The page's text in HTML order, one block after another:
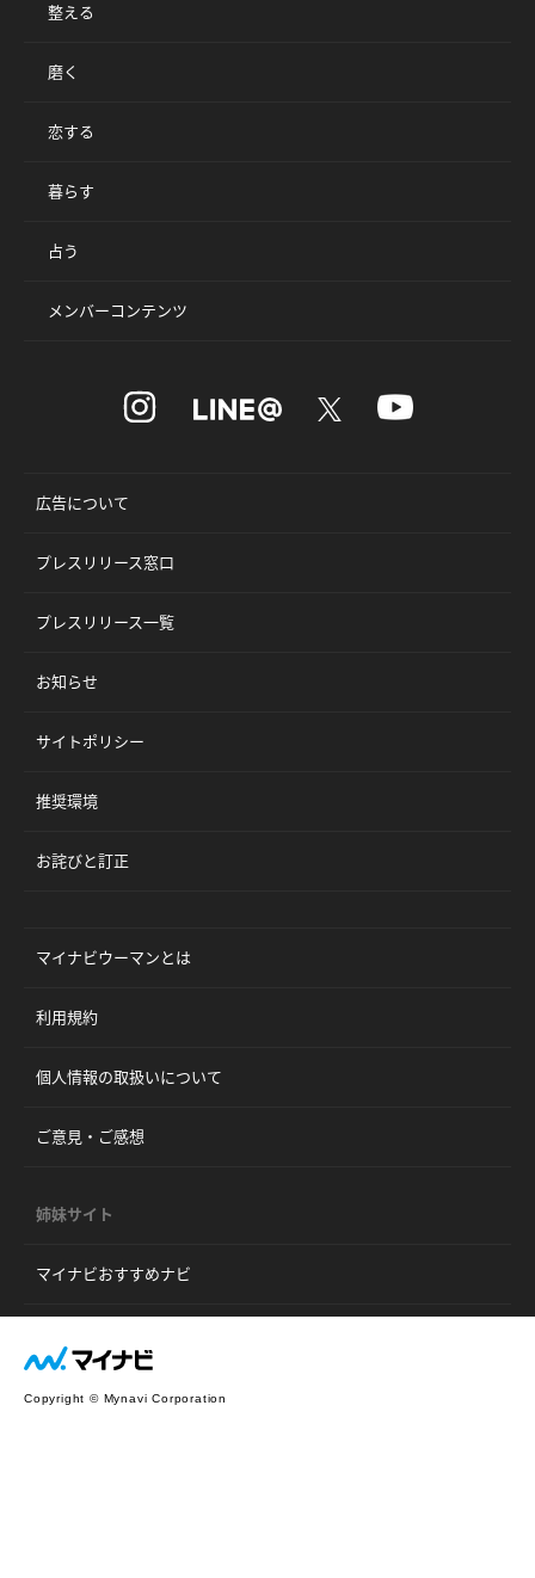
整える
磨く
恋する
暮らす
占う
メンバーコンテンツ
広告について
プレスリリース窓口
プレスリリース一覧
お知らせ
サイトポリシー
推奨環境
お詫びと訂正
マイナビウーマンとは
利用規約
個人情報の取扱いについて
ご意見・ご感想
姉妹サイト
マイナビおすすめナビ
Copyright © Mynavi Corporation